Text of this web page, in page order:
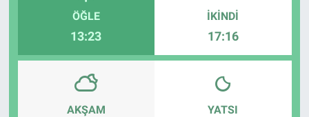
ÖĞLE
13:23
İKINDI
17:16
AKŞAM YATSI